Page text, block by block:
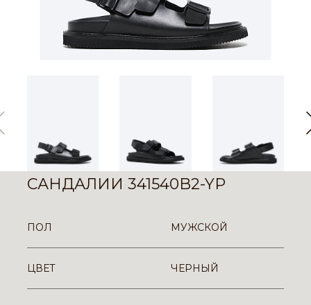
САНДАЛИИ 341540B2-YP
ПОЛ МУЖСКОЙ
ЦВЕТ ЧЕРНЫЙ